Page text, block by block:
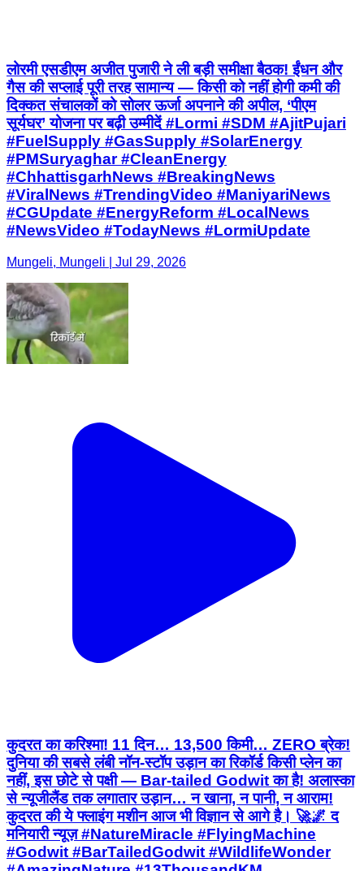
लोरमी एसडीएम अजीत पुजारी ने ली बड़ी समीक्षा बैठक! ईंधन और
गैस की सप्लाई पूरी तरह सामान्य — किसी को नहीं होगी कमी की
दिक्कत संचालकों को सोलर ऊर्जा अपनाने की अपील, ‘पीएम
सूर्यघर’ योजना पर बढ़ी उम्मीदें #Lormi #SDM #AjitPujari
#FuelSupply #GasSupply #SolarEnergy
#PMSuryaghar #CleanEnergy
#ChhattisgarhNews #BreakingNews
#ViralNews #TrendingVideo #ManiyariNews
#CGUpdate #EnergyReform #LocalNews
#NewsVideo #TodayNews #LormiUpdate
Mungeli, Mungeli | Jul 29, 2026
कुदरत का करिश्मा! 11 दिन… 13,500 किमी… ZERO ब्रेक!
दुनिया की सबसे लंबी नॉन-स्टॉप उड़ान का रिकॉर्ड किसी प्लेन का
नहीं, इस छोटे से पक्षी — Bar-tailed Godwit का है! अलास्का
से न्यूजीलैंड तक लगातार उड़ान… न खाना, न पानी, न आराम!
कुदरत की ये फ्लाइंग मशीन आज भी विज्ञान से आगे है। 🚀🌌 द
मनियारी न्यूज़ #NatureMiracle #FlyingMachine
#Godwit #BarTailedGodwit #WildlifeWonder